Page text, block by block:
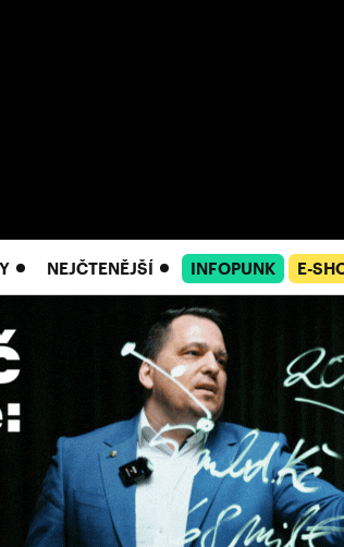
NEJČTENĚJŠÍ INFOPUNK E-